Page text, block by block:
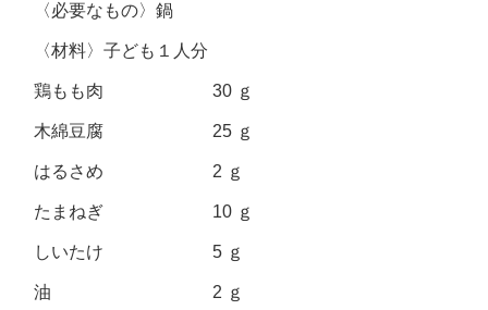
〈必要なもの〉鍋
〈材料〉子ども１人分
鶏もも肉 30 ｇ
木綿豆腐 25 ｇ
はるさめ 2 ｇ
たまねぎ 10 ｇ
しいたけ 5 ｇ
油 2 ｇ